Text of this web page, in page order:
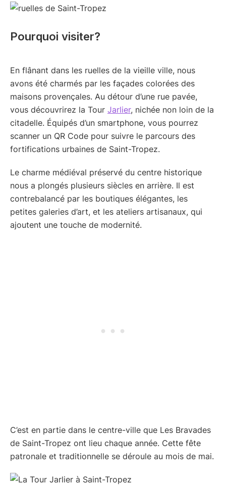
Pourquoi visiter?
En flânant dans les ruelles de la vieille ville, nous
avons été charmés par les façades colorées des
maisons provençales. Au détour d’une rue pavée,
vous découvrirez la Tour Jarlier, nichée non loin de la
citadelle. Équipés d’un smartphone, vous pourrez
scanner un QR Code pour suivre le parcours des
fortifications urbaines de Saint-Tropez.
Le charme médiéval préservé du centre historique
nous a plongés plusieurs siècles en arrière. Il est
contrebalancé par les boutiques élégantes, les
petites galeries d’art, et les ateliers artisanaux, qui
ajoutent une touche de modernité.
C’est en partie dans le centre-ville que Les Bravades
de Saint-Tropez ont lieu chaque année. Cette fête
patronale et traditionnelle se déroule au mois de mai.